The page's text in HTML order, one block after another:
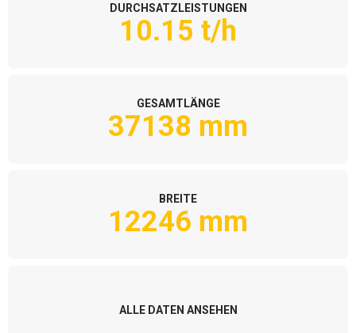
DURCHSATZLEISTUNGEN
10.15 t/h
GESAMTLÄNGE
37138 mm
BREITE
12246 mm
ALLE DATEN ANSEHEN